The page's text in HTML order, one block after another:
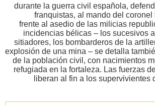
durante la guerra civil española,
franquistas, al mando del coronel
frente al asedio de las milicias
incidencias bélicas – los sucesivos
sitiadores, los bombarderos de la
explosión de una mina – se detalla
de la población civil, con nacimientos
refugiada en la fortaleza. Las fuerzas
liberan al fin a los supervivientes